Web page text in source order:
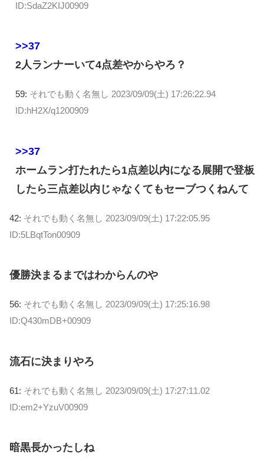
ID:SdaZ2KIJ00909
>>37
2人ランナーいて4点差やからやろ？
59: それでも動く名無し 2023/09/09(土) 17:26:22.94
ID:hH2X/q1200909
>>37
ホームラン打たれたら1点差以内になる展開で登板
したら三点差以内じゃなくてもセーブつくねんて
42: それでも動く名無し 2023/09/09(土) 17:22:05.95
ID:5LBqtTon00909
優勝決まるまではわからんのや
56: それでも動く名無し 2023/09/09(土) 17:25:16.98
ID:Q430mDB+00909
流石に決まりやろ
61: それでも動く名無し 2023/09/09(土) 17:27:11.02
ID:em2+YzuV00909
暗黒長かったしね